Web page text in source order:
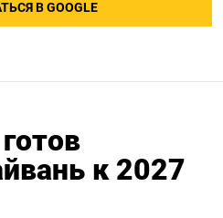
В GOOGLE
к 2027